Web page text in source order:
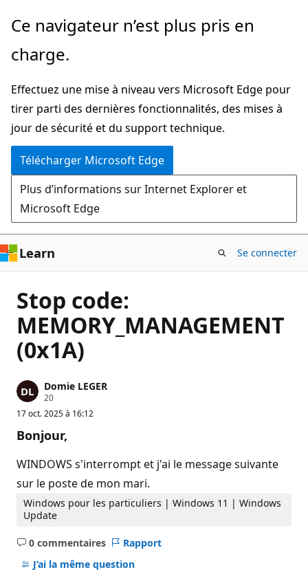
Passer
directement
au
principal
Ce navigateur n’est plus pris en
charge.
Effectuez une mise à niveau vers Microsoft Edge pour
tirer parti des dernières fonctionnalités, des mises à
jour de sécurité et du support technique.
Télécharger Microsoft Edge
Plus d’informations sur Internet Explorer et
Microsoft Edge
Learn Se connecter
Stop code:
MEMORY_MANAGEMENT
(0x1A)
Domie LEGER
20P
i
t
d
e
r
é
p
u
t
t
o
17 oct. 2025 à 16:12
Bonjour,
WINDOWS s'interrompt et j'ai le message suivante
sur le poste de mon mari.
Windows pour les particuliers | Windows 11 | Windows
Update
0 commentaires
Aucun
commentaire
Rapport
J’ai la même question